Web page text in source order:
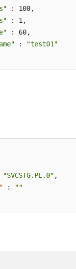
: 100,
: 1,
: 60,
:
"test01"
"SVCSTG.PE.0" ,
:
""